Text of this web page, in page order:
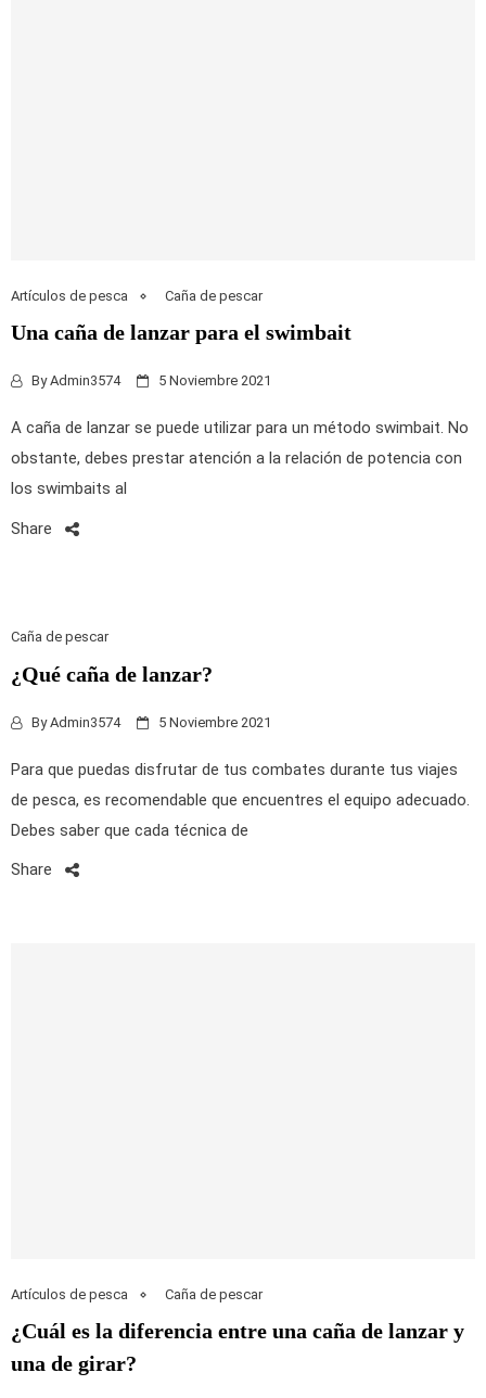
Artículos de pesca Caña de pescar
Una caña de lanzar para el swimbait
ByAdmin3574 5 Noviembre 2021
A caña de lanzar se puede utilizar para un método swimbait. No
obstante, debes prestar atención a la relación de potencia con
los swimbaits al
Share
Caña de pescar
¿Qué caña de lanzar?
ByAdmin3574 5 Noviembre 2021
Para que puedas disfrutar de tus combates durante tus viajes
de pesca, es recomendable que encuentres el equipo adecuado.
Debes saber que cada técnica de
Share
Artículos de pesca Caña de pescar
¿Cuál es la diferencia entre una caña de lanzar y
una de girar?